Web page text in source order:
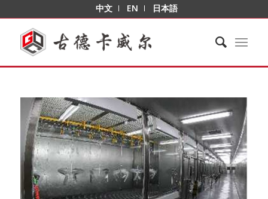
中文 EN 日本語